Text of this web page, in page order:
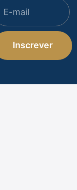
Inscrever